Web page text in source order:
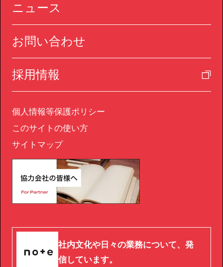
ニュース
お問い合わせ
採用情報
個人情報等保護ポリシー
このサイトの使い方
サイトマップ
社内文化や日々の業務について、発
信しています。